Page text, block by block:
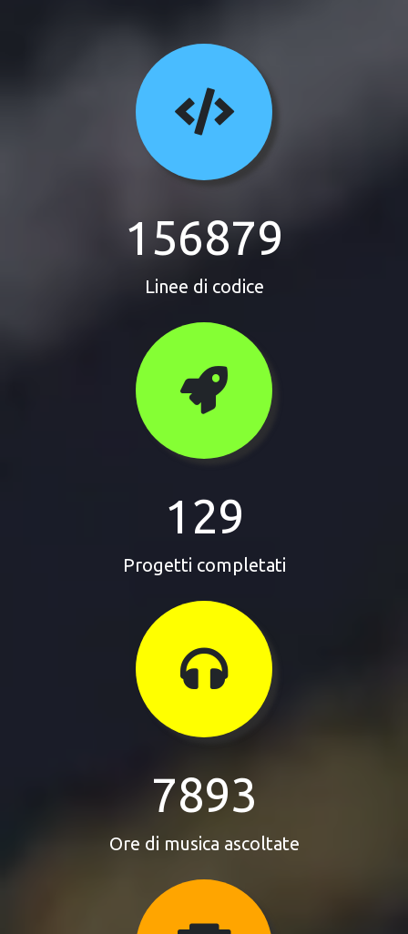
156879
Linee di codice
129
Progetti completati
7893
Ore di musica ascoltate